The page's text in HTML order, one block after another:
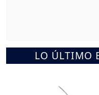
LO ÚLTIMO